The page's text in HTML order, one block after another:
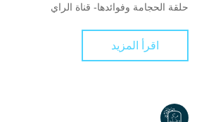
حلقة الحجامة وفوائدها- قناة الراي
اقرأ المزيد